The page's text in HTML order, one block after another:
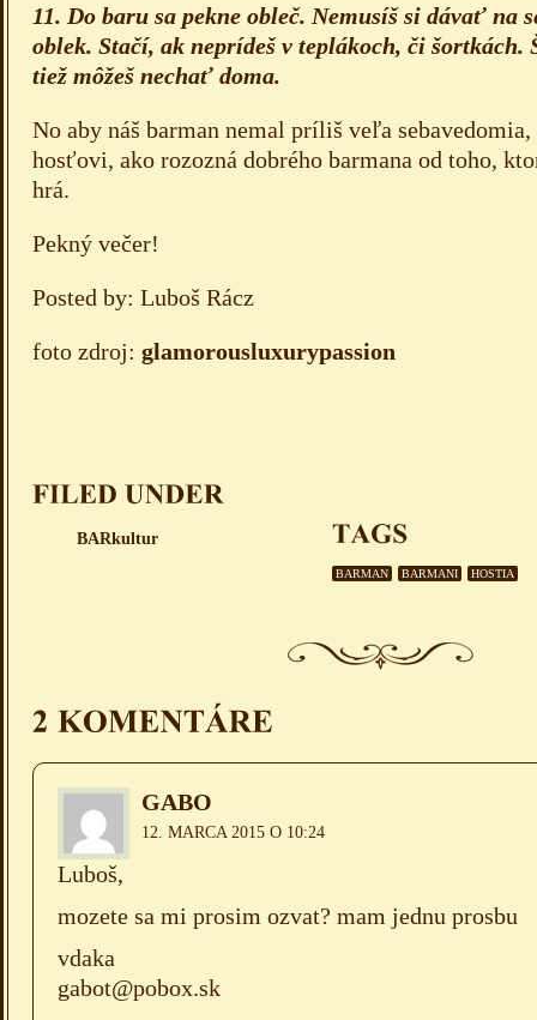
11. Do baru sa pekne obleč. Nemusíš si dávať na
oblek. Stačí, ak neprídeš v teplákoch, či šortkách.
tiež môžeš nechať doma.
No aby náš barman nemal príliš veľa
hosťovi, ako rozozná dobrého barmana od toho,
hrá.
Pekný večer!
Posted by: Luboš Rácz
foto zdroj: glamorousluxurypassion
BARkultur
BARMAN BARMANI HOSTIA
GABO
12. MARCA 2015 O 10:24
Luboš,
mozete sa mi prosim ozvat? mam jednu prosbu
vdaka
gabot@pobox.sk